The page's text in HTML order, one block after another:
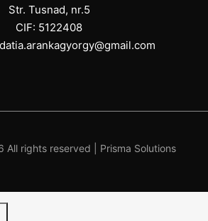
Str. Tusnad, nr.5
CIF: 5122408
All rights reserved | Prisma Solutions